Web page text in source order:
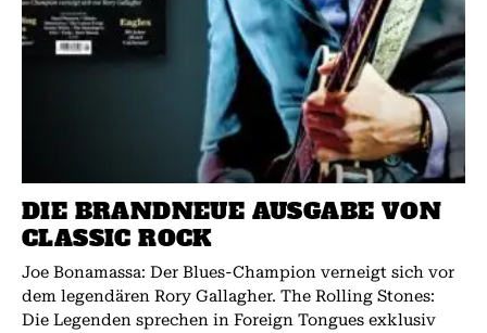
DIE BRANDNEUE AUSGABE VON
CLASSIC ROCK
Joe Bonamassa: Der Blues-Champion verneigt sich vor
dem legendären Rory Gallagher. The Rolling Stones:
Die Legenden sprechen in Foreign Tongues exklusiv